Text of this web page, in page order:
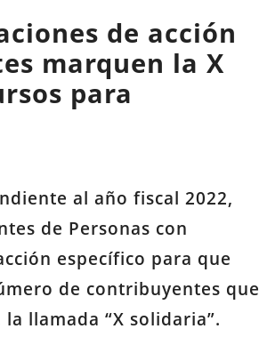
de acción
marquen la X
para
al año fiscal 2022,
de Personas con
específico para que
de contribuyentes que
llamada “X solidaria”.